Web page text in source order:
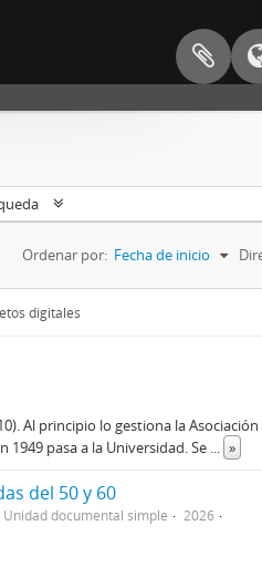
Ordenar por: Fecha de inicio
digitales
Al principio lo gestiona la
pasa a la Universidad. Se ... »
del 50 y 60
Unidad documental simple
2026